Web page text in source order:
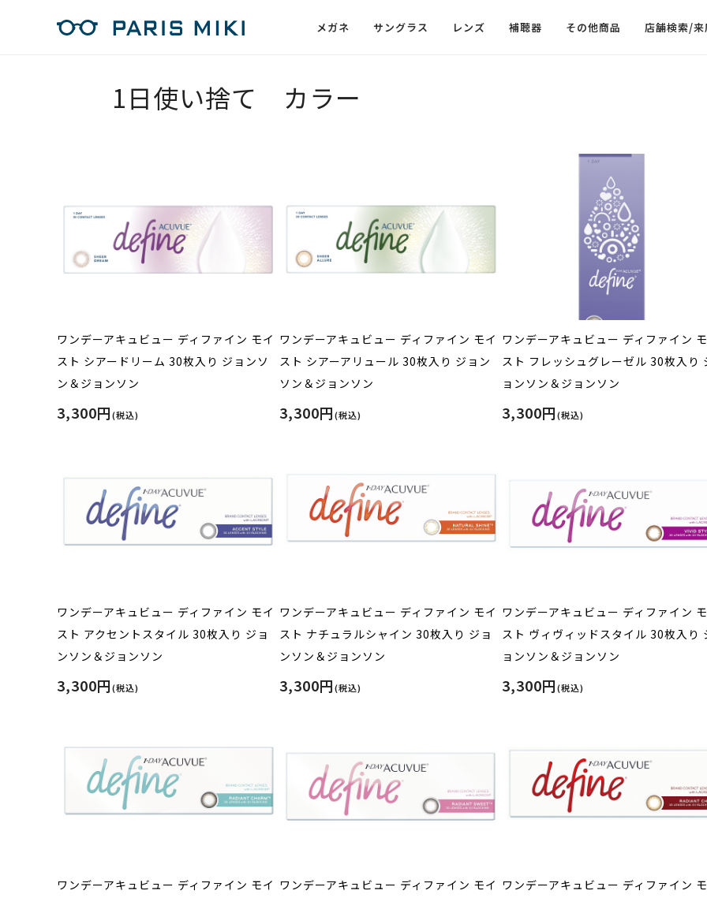
メガネ サングラス レンズ 補聴器 その他商品 店舗検索/
1日使い捨て カラー
ワンデーアキュビュー ディファイン モイ
スト シアードリーム 30枚入り ジョンソ
ン＆ジョンソン
3,300円(税込)
ワンデーアキュビュー ディファイン モイ
スト シアーアリュール 30枚入り ジョン
ソン＆ジョンソン
3,300円(税込)
ワンデーアキュビュー ディファイン
スト フレッシュグレーゼル 30枚入り
ョンソン＆ジョンソン
3,300円(税込)
ワンデーアキュビュー ディファイン モイ
スト アクセントスタイル 30枚入り ジョ
ンソン＆ジョンソン
3,300円(税込)
ワンデーアキュビュー ディファイン モイ
スト ナチュラルシャイン 30枚入り ジョ
ンソン＆ジョンソン
3,300円(税込)
ワンデーアキュビュー ディファイン
スト ヴィヴィッドスタイル 30枚入り
ョンソン＆ジョンソン
3,300円(税込)
ワンデーアキュビュー ディファイン モイ ワンデーアキュビュー ディファイン モイ ワンデーアキュビュー ディファイン